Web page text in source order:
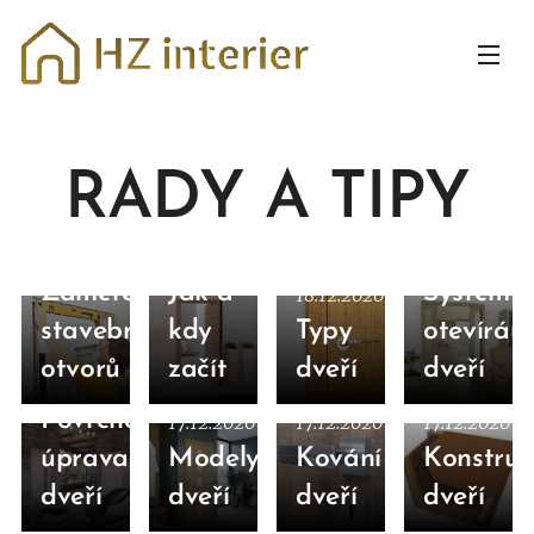
RADY A TIPY
Zaměření
stavebních
otvorů
Jak a
kdy
začít
18.12.2020
Typy
dveří
Systémy
otevírání
dveří
17.12.2020
Povrchová
úprava
dveří
17.12.2020
Modely
dveří
17.12.2020
Kování
dveří
17.12.2020
dveří